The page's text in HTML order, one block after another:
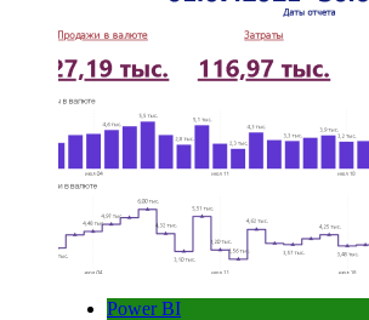
Power BI